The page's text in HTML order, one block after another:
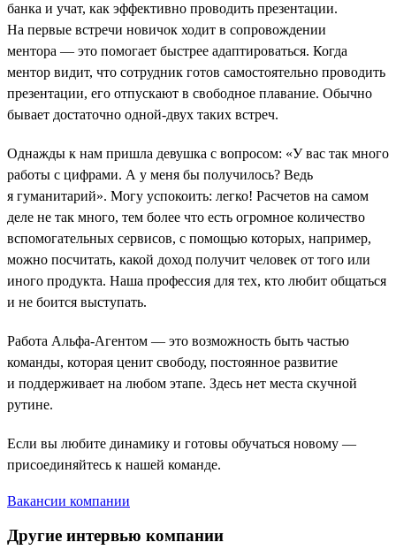
банка и учат, как эффективно проводить презентации.
На первые встречи новичок ходит в сопровождении
ментора — это помогает быстрее адаптироваться. Когда
ментор видит, что сотрудник готов самостоятельно проводить
презентации, его отпускают в свободное плавание. Обычно
бывает достаточно одной-двух таких встреч.
Однажды к нам пришла девушка с вопросом: «У вас так много
работы с цифрами. А у меня бы получилось? Ведь
я гуманитарий». Могу успокоить: легко! Расчетов на самом
деле не так много, тем более что есть огромное количество
вспомогательных сервисов, с помощью которых, например,
можно посчитать, какой доход получит человек от того или
иного продукта. Наша профессия для тех, кто любит общаться
и не боится выступать.
Работа Альфа-Агентом — это возможность быть частью
команды, которая ценит свободу, постоянное развитие
и поддерживает на любом этапе. Здесь нет места скучной
рутине.
Если вы любите динамику и готовы обучаться новому —
присоединяйтесь к нашей команде.
Вакансии компании
Другие интервью компании